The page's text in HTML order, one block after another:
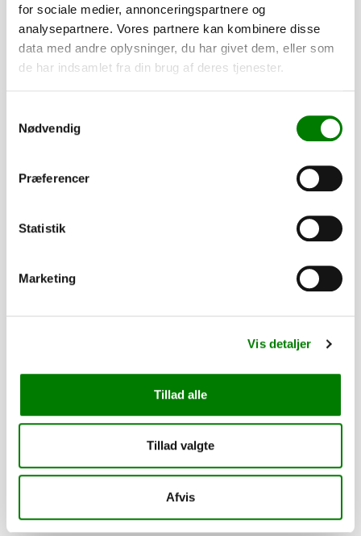
for sociale medier, annonceringspartnere og
analysepartnere. Vores partnere kan kombinere disse
data med andre oplysninger, du har givet dem, eller som
de har indsamlet fra din brug af deres tjenester.
Nødvendig
Præferencer
Statistik
Marketing
Vis detaljer
Tillad alle
Tillad valgte
Afvis
Tilføj til kurv
Tilvalg
Tilpas din trailer efter dine behov. Alle dele er som standard
Lastsikring 600 daN / DIN zurrpunkte
SKU: 41244
ekskl. moms
Levering
Finansering med SparXpres